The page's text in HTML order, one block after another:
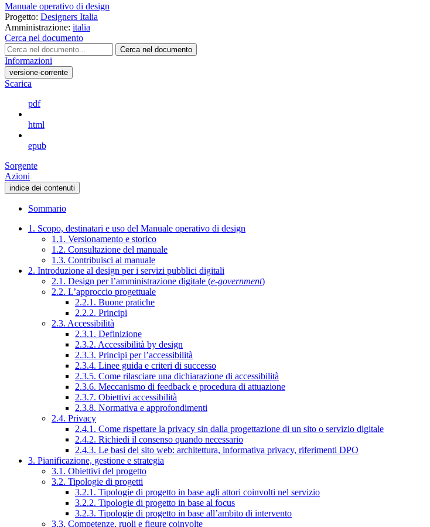
Manuale operativo di design
Progetto: Designers Italia
Amministrazione: italia
Cerca nel documento
Cerca nel documento
Informazioni
versione-corrente
Scarica
pdf
html
epub
Sorgente
Azioni
indice dei contenuti
Sommario
1. Scopo, destinatari e uso del Manuale operativo di design
1.1. Versionamento e storico
1.2. Consultazione del manuale
1.3. Contribuisci al manuale
2. Introduzione al design per i servizi pubblici digitali
2.1. Design per l’amministrazione digitale (e-government)
2.2. L’approccio progettuale
2.2.1. Buone pratiche
2.2.2. Principi
2.3. Accessibilità
2.3.1. Definizione
2.3.2. Accessibilità by design
2.3.3. Principi per l’accessibilità
2.3.4. Linee guida e criteri di successo
2.3.5. Come rilasciare una dichiarazione di accessibilità
2.3.6. Meccanismo di feedback e procedura di attuazione
2.3.7. Obiettivi accessibilità
2.3.8. Normativa e approfondimenti
2.4. Privacy
2.4.1. Come rispettare la privacy sin dalla progettazione di un sito o servizio digitale
2.4.2. Richiedi il consenso quando necessario
2.4.3. Le basi del sito web: architettura, informativa privacy, riferimenti DPO
3. Pianificazione, gestione e strategia
3.1. Obiettivi del progetto
3.2. Tipologie di progetti
3.2.1. Tipologie di progetto in base agli attori coinvolti nel servizio
3.2.2. Tipologie di progetto in base al focus
3.2.3. Tipologie di progetto in base all’ambito di intervento
3.3. Competenze, ruoli e figure coinvolte